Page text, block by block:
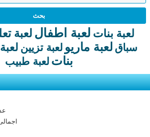
لعبة بنات لعبة اطفال لعبة
سباق لعبة ماريو لعبة تزيين
بنات لعبة طبيب
اجمالى